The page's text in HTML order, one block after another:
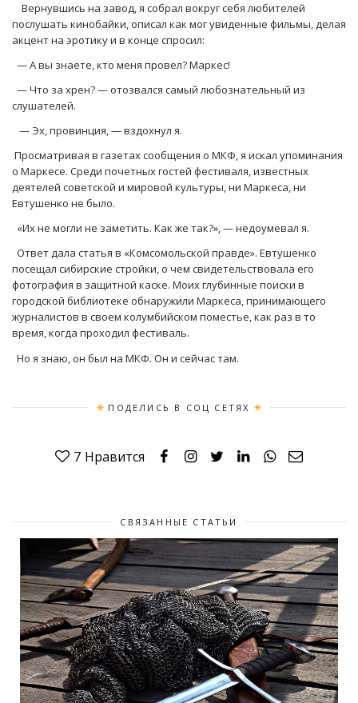
Вернувшись на завод, я собрал вокруг себя любителей
послушать кинобайки, описал как мог увиденные фильмы, делая
акцент на эротику и в конце спросил:
— А вы знаете, кто меня провел? Маркес!
— Что за хрен? — отозвался самый любознательный из
слушателей.
— Эх, провинция, — вздохнул я.
Просматривая в газетах сообщения о МКФ, я искал упоминания
о Маркесе. Среди почетных гостей фестиваля, известных
деятелей советской и мировой культуры, ни Маркеса, ни
Евтушенко не было.
«Их не могли не заметить. Как же так?», — недоумевал я.
Ответ дала статья в «Комсомольской правде». Евтушенко
посещал сибирские стройки, о чем свидетельствовала его
фотография в защитной каске. Моих глубинные поиски в
городской библиотеке обнаружили Маркеса, принимающего
журналистов в своем колумбийском поместье, как раз в то
время, когда проходил фестиваль.
Но я знаю, он был на МКФ. Он и сейчас там.
ПОДЕЛИСЬ В СОЦ СЕТЯХ
7 Нравится
СВЯЗАННЫЕ СТАТЬИ